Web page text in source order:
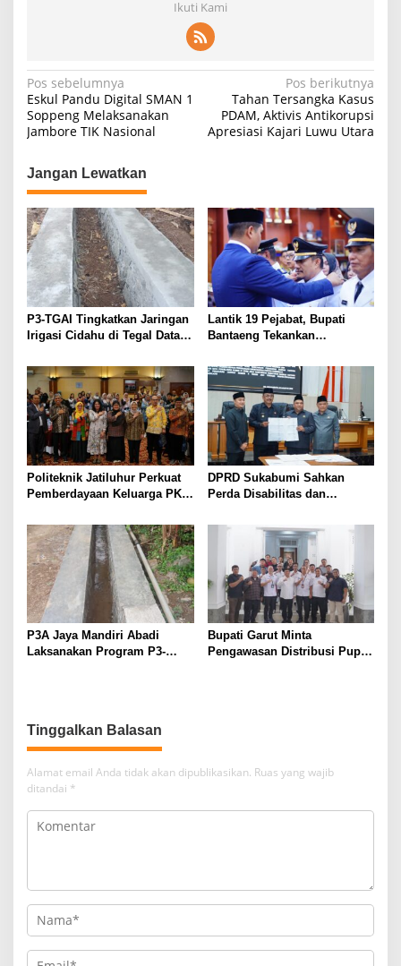
Ikuti Kami
Navigasi
pos
Pos sebelumnya
Eskul Pandu Digital SMAN 1
Soppeng Melaksanakan
Jambore TIK Nasional
Pos berikutnya
Tahan Tersangka Kasus
PDAM, Aktivis Antikorupsi
Apresiasi Kajari Luwu Utara
Jangan Lewatkan
P3-TGAI Tingkatkan Jaringan
Irigasi Cidahu di Tegal Datar
Lantik 19 Pejabat, Bupati
Bantaeng Tekankan
kepada Masyarakat
Politeknik Jatiluhur Perkuat
Pemberdayaan Keluarga PKH
DPRD Sukabumi Sahkan
Perda Disabilitas dan
PPAS 2026
P3A Jaya Mandiri Abadi
Laksanakan Program P3-
Bupati Garut Minta
Pengawasan Distribusi Pupuk
Tinggalkan Balasan
Alamat email Anda tidak akan dipublikasikan. Ruas yang wajib
ditandai *